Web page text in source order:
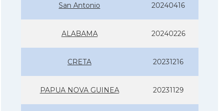
San Antonio 20240416
ALABAMA 20240226
CRETA 20231216
PAPUA NOVA GUINEA 20231129